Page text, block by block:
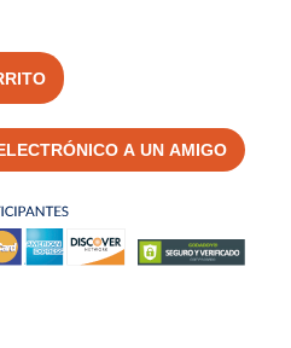
A UN AMIGO